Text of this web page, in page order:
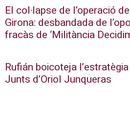
El col·lapse de l’operació
Girona: desbandada de
fracàs de ‘Militància
Rufián boicoteja
Junts d’Oriol Junqueras